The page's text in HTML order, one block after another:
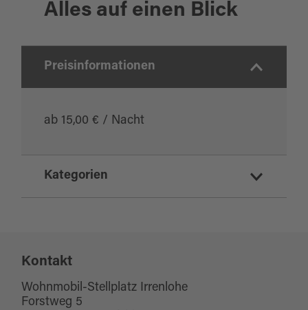
Alles auf einen Blick
Preisinformationen
ab 15,00 € / Nacht
Kategorien
Mobil und Service
Geschäfte und Dienstleistung
Kontakt
Wohnmobil-Stellplatz Irrenlohe
Forstweg 5